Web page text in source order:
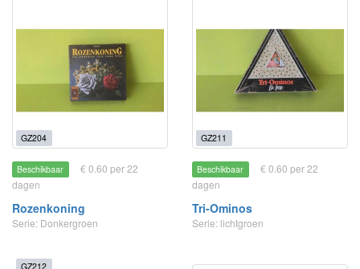
GZ204
Beschikbaar
€ 0.60 per 22
dagen
Rozenkoning
Serie: Donkergroen
GZ211
Beschikbaar
€ 0.60 per 22
dagen
Tri-Ominos
Serie: lichtgroen
GZ212